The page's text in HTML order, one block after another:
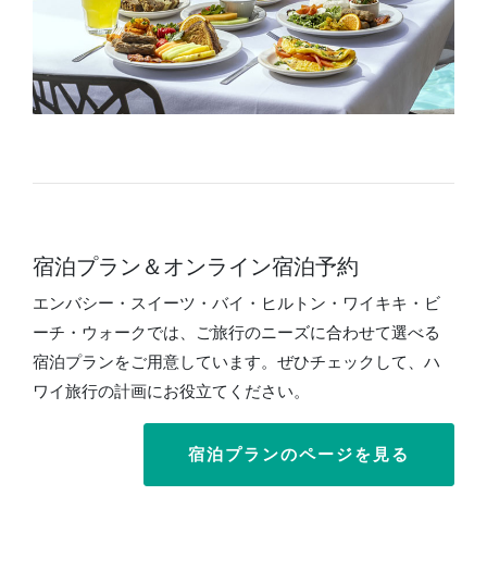
宿泊プラン＆オンライン宿泊予約
エンバシー・スイーツ・バイ・ヒルトン・ワイキキ・ビ
ーチ・ウォークでは、ご旅行のニーズに合わせて選べる
宿泊プランをご用意しています。ぜひチェックして、ハ
ワイ旅行の計画にお役立てください。
宿泊プランのページを見る